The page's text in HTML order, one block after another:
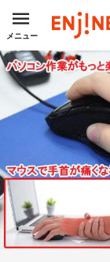
メニュー